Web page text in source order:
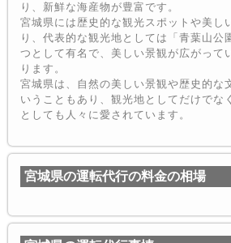
り、新鮮な海産物が豊富です。
宮城県には歴史的な観光スポットや美し
り、代表的な観光地としては「青葉山公
つとして有名で、美しい景観が広がって
ります。
宮城県は、自然の美しい景観や歴史的な
いうこともあり、観光地としてだけでな
としても人々に愛されています。
宮城県の運転代行の料金の相場